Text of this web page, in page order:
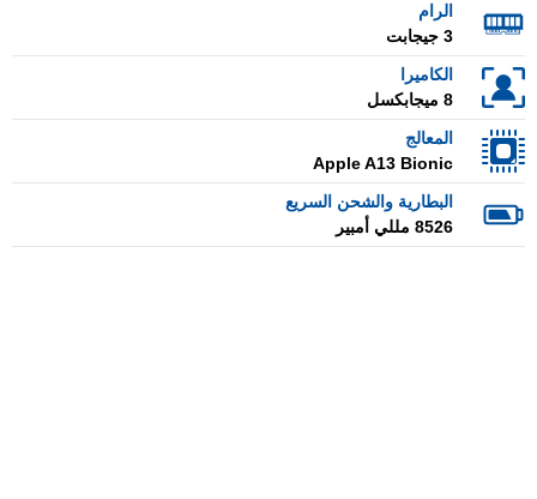
الرام
3 جيجابت
الكاميرا
8 ميجابكسل
المعالج
Apple A13 Bionic
البطارية والشحن السريع
8526 مللي أمبير